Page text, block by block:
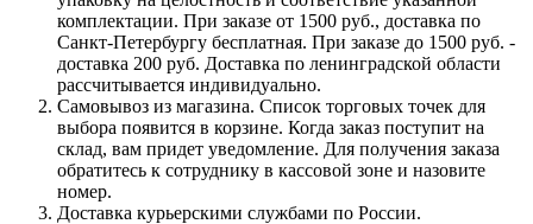
комплектации. При заказе от 1500 руб., доставка по
Санкт-Петербургу бесплатная. При заказе до 1500 руб. -
доставка 200 руб. Доставка по ленинградской области
рассчитывается индивидуально.
Самовывоз из магазина. Список торговых точек для
выбора появится в корзине. Когда заказ поступит на
склад, вам придет уведомление. Для получения заказа
обратитесь к сотруднику в кассовой зоне и назовите
номер.
Доставка курьерскими службами по России.